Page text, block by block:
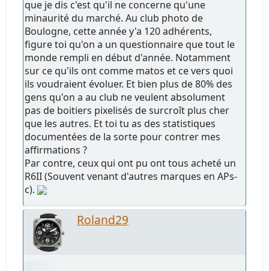
que je dis c'est qu'il ne concerne qu'une
minaurité du marché. Au club photo de
Boulogne, cette année y'a 120 adhérents,
figure toi qu'on a un questionnaire que tout le
monde rempli en début d'année. Notamment
sur ce qu'ils ont comme matos et ce vers quoi
ils voudraient évoluer. Et bien plus de 80% des
gens qu'on a au club ne veulent absolument
pas de boitiers pixelisés de surcroît plus cher
que les autres. Et toi tu as des statistiques
documentées de la sorte pour contrer mes
affirmations ?
Par contre, ceux qui ont pu ont tous acheté un
R6II (Souvent venant d'autres marques en APs-
c).
Roland29